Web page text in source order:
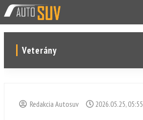
Veterány
Redakcia Autosuv 2026.05.25, 05:55